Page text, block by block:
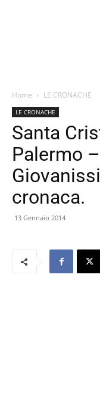
Home LE CRONACHE
LE CRONACHE
Santa
Palermo
cronaca.
13 Gennaio 2014